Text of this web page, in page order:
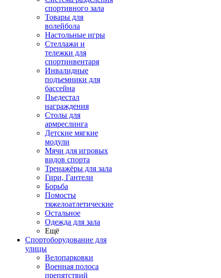
спортивного зала
Товары для
волейбола
Настольные игры
Стеллажи и
тележки для
спортинвентаря
Инвалидные
подъемники для
бассейна
Пьедестал
награждения
Столы для
армреслинга
Детские мягкие
модули
Мячи для игровых
видов спорта
Тренажёры для зала
Гири, Гантели
Борьба
Помосты
тяжелоатлетические
Остальное
Одежда для зала
Ещё
Спортоборудование для
улицы
Велопарковки
Военная полоса
препятствий